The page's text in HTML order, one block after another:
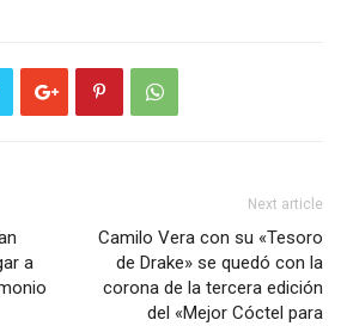
a
Next article
Camilo Vera con su «Tesoro
de Drake» se quedó con la
corona de la tercera edición
del «Mejor Cóctel para